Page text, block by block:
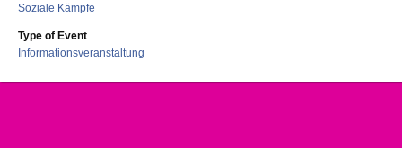
Soziale Kämpfe
Type of Event
Informationsveranstaltung